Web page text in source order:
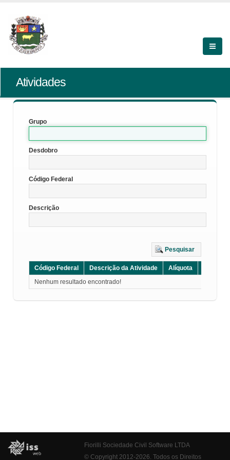
Atividades
Grupo
Desdobro
Código Federal
Descrição
Pesquisar
Código Federal Descrição da Atividade Alíquota
Nenhum resultado encontrado!
Fiorilli Sociedade Civil Software LTDA
© Copyright 2012-2026. Todos os Direitos